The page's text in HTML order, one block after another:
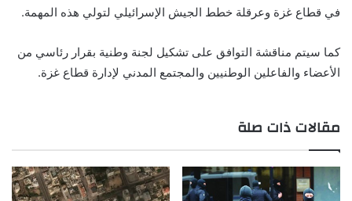
في قطاع غزة وعرقلة خطط الجيش الإسرائيلي لتولي هذه المهمة.
كما سيتم مناقشة التوافق على تشكيل لجنة وطنية بقرار رئاسي من
الأعضاء والفاعلين الوطنيين والمجتمع المدني لإدارة قطاع غزة.
مقالات ذات صلة